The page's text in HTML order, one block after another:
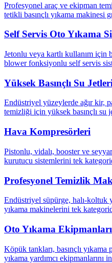
Profesyonel araç ve ekipman
tetikli basınçlı yıkama makinesi
Self Servis Oto Yıkama
Jetonlu veya kartlı kullanım için
blower fonksiyonlu self servis
Yüksek Basınçlı Su Jetleri
Endüstriyel yüzeylerde ağır kir,
temizliği için yüksek basınçlı su
Hava Kompresörleri
Pistonlu, vidalı, booster ve
kurutucu sistemlerini tek
Profesyonel Temizlik
Endüstriyel süpürge, halı-koltuk
yıkama makinelerini tek
Oto Yıkama Ekipmanları
Köpük tankları, basınçlı
yıkama yardımcı ekipmanlarını